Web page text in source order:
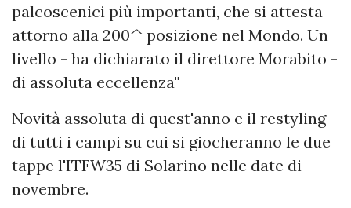
palcoscenici più importanti, che si attesta
attorno alla 200^ posizione nel Mondo. Un
livello - ha dichiarato il direttore Morabito -
di assoluta eccellenza"
Novità assoluta di quest'anno e il restyling
di tutti i campi su cui si giocheranno le due
tappe l'ITFW35 di Solarino nelle date di
novembre.